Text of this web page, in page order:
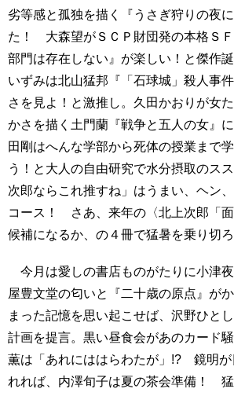
劣等感と孤独を描く『うさぎ狩りの夜
た！ 大森望がＳＣＰ財団発の本格Ｓ
部門は存在しない』が楽しい！と傑作
いずみは北山猛邦『「石球城」殺人事
さを見よ！と激推し。久田かおりが女
かさを描く土門蘭『戦争と五人の女』
田剛はへんな学部から死体の授業まで
う！と大人の自由研究で水分摂取のス
次郎ならこれ推すね」はうまい、ヘン
コース！ さあ、来年の〈北上次郎「
候補になるか、の４冊で猛暑を乗り切ろ
今月は愛しの書店ものがたりに小津
屋豊文堂の匂いと『二十歳の原点』が
まった記憶を思い起こせば、沢野ひと
計画を提言。黒い昼食会があのカード
薫は「あれにははらわたが」!? 鏡明が
れれば、内澤旬子は夏の茶会準備！